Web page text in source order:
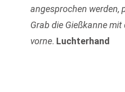
angesprochen werden,
Grab die Gießkanne
vorne. Luchterhand